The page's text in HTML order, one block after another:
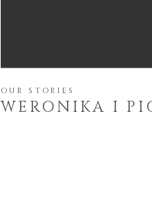
OUR STORIES
WERONIKA I